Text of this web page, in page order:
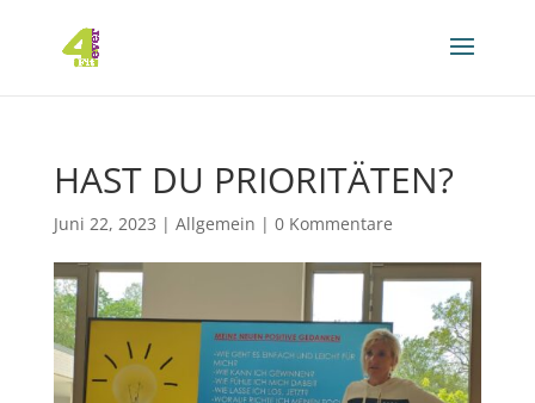
HAST DU PRIORITÄTEN?
Juni 22, 2023 | Allgemein | 0 Kommentare